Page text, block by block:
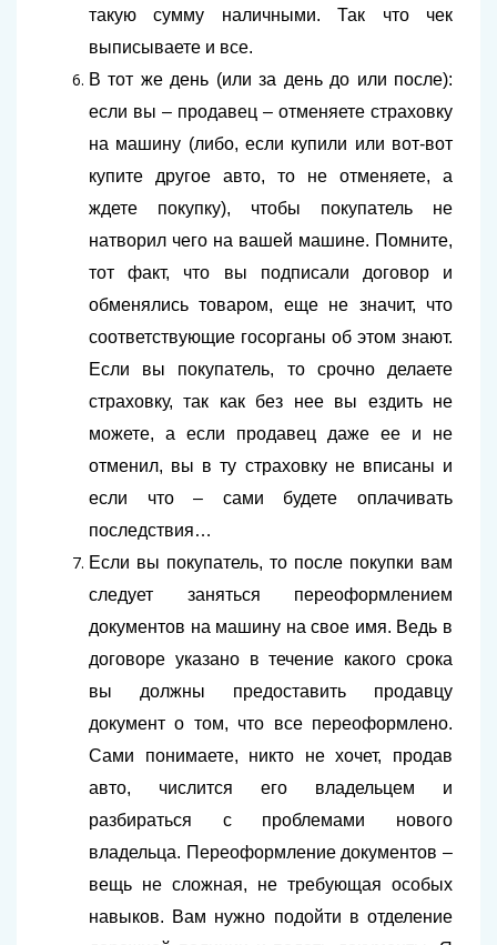
такую сумму наличными. Так что чек
выписываете и все.
В тот же день (или за день до или после):
если вы – продавец – отменяете страховку
на машину (либо, если купили или вот-вот
купите другое авто, то не отменяете, а
ждете покупку), чтобы покупатель не
натворил чего на вашей машине. Помните,
тот факт, что вы подписали договор и
обменялись товаром, еще не значит, что
соответствующие госорганы об этом знают.
Если вы покупатель, то срочно делаете
страховку, так как без нее вы ездить не
можете, а если продавец даже ее и не
отменил, вы в ту страховку не вписаны и
если что – сами будете оплачивать
последствия…
Если вы покупатель, то после покупки вам
следует заняться переоформлением
документов на машину на свое имя. Ведь в
договоре указано в течение какого срока
вы должны предоставить продавцу
документ о том, что все переоформлено.
Сами понимаете, никто не хочет, продав
авто, числится его владельцем и
разбираться с проблемами нового
владельца. Переоформление документов –
вещь не сложная, не требующая особых
навыков. Вам нужно подойти в отделение